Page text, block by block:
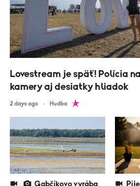
Lovestream je späť! Polícia
kamery aj desiatky hliadok
2 days ago Hudba